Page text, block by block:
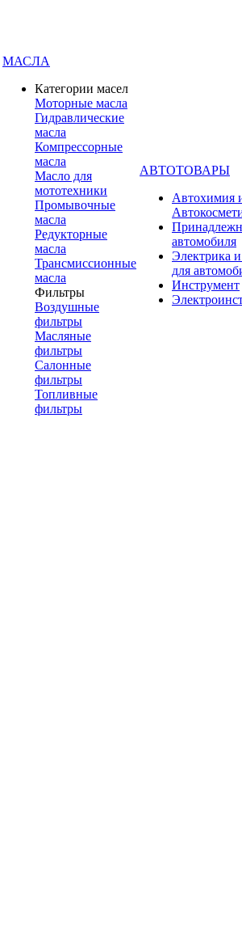
МАСЛА
Категории масел
Моторные масла
Гидравлические
масла
Компрессорные
масла
Масло для
мототехники
Промывочные
масла
Редукторные
масла
Трансмиссионные
масла
Фильтры
Воздушные
фильтры
Масляные
фильтры
Салонные
фильтры
Топливные
фильтры
АВТОТОВАРЫ
Автохимия
автомобиля
Электрика
для
Инструмент